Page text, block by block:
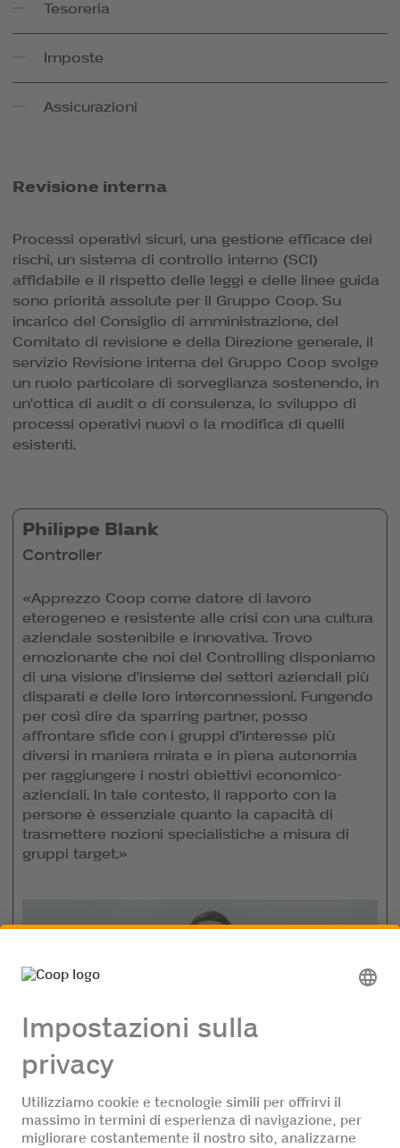
Tesoreria
Imposte
Assicurazioni
Revisione interna
Processi operativi sicuri, una gestione efficace dei
rischi, un sistema di controllo interno (SCI)
affidabile e il rispetto delle leggi e delle linee guida
sono priorità assolute per il Gruppo Coop. Su
incarico del Consiglio di amministrazione, del
Comitato di revisione e della Direzione generale, il
servizio Revisione interna del Gruppo Coop svolge
un ruolo particolare di sorveglianza sostenendo, in
un'ottica di audit o di consulenza, lo sviluppo di
processi operativi nuovi o la modifica di quelli
esistenti.
Controller
Philippe Blank
«Apprezzo Coop come datore di lavoro
eterogeneo e resistente alle crisi con una cultura
aziendale sostenibile e innovativa. Trovo
emozionante che noi del Controlling disponiamo
di una visione d’insieme dei settori aziendali più
disparati e delle loro interconnessioni. Fungendo
per così dire da sparring partner, posso
affrontare sfide con i gruppi d’interesse più
diversi in maniera mirata e in piena autonomia
per raggiungere i nostri obiettivi economico-
aziendali. In tale contesto, il rapporto con la
persone è essenziale quanto la capacità di
trasmettere nozioni specialistiche a misura di
gruppi target.»